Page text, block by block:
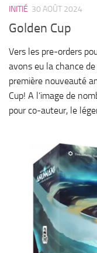
INITIÉ 30 AOÛT 2024
Golden Cup
Vers les pre-orders
avons eu la chance
première nouveauté
Cup! A l’image de
pour co-auteur, le